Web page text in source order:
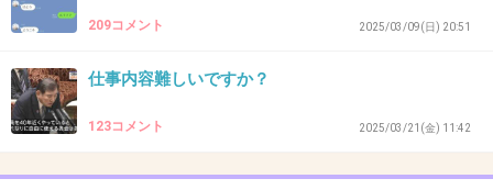
30. 匿名2026/07/07(火) 22:25:10
>>1
文面から少しのミスも許さないって感じね。こ
209コメント 2025/03/09(日) 20:51
仕事内容難しいですか？
123コメント 2025/03/21(金) 11:42